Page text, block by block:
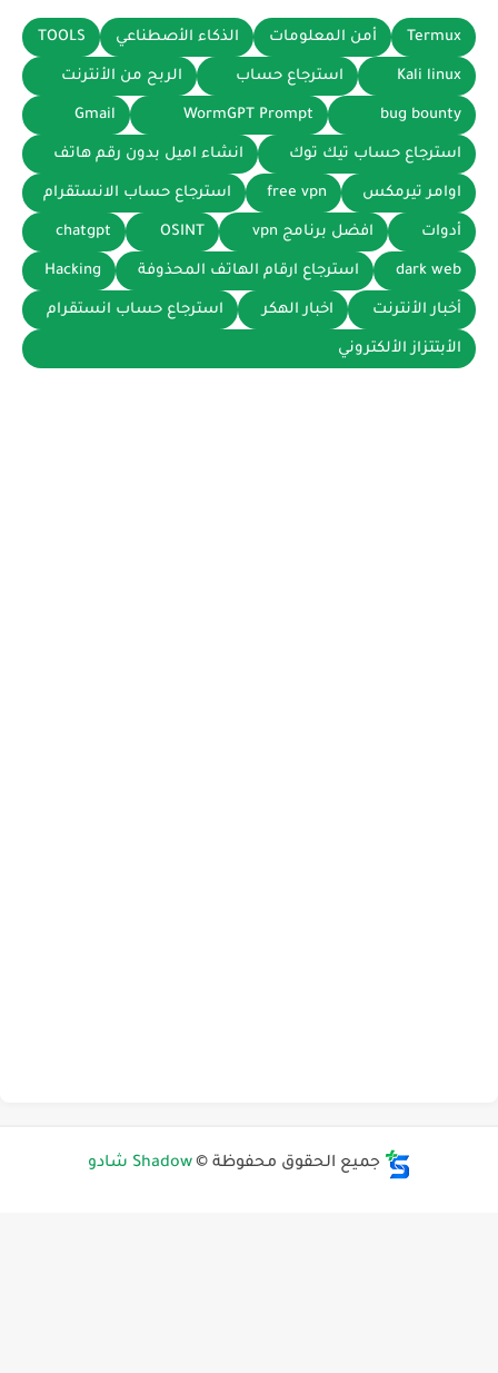
Termux أمن المعلومات الذكاء الأصطناعي TOOLS
Kali linux استرجاع حساب الربح من الأنترنت
bug bounty
WormGPT Prompt
Gmail
استرجاع حساب تيك توك انشاء اميل بدون رقم هاتف
اوامر تيرمكس free vpn استرجاع حساب الانستقرام
أدوات افضل برنامج vpn OSINT
chatgpt
dark web استرجاع ارقام الهاتف المحذوفة Hacking
أخبار الأنترنت اخبار الهكر استرجاع حساب انستقرام
الأبتتزاز الألكتروني
جميع الحقوق محفوظة © Shadow شادو